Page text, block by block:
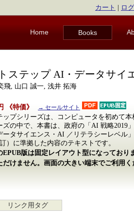
カート ロ
Home Books
ステップ AI・データサイ
飛, 山口 誠一, 浅井 拓海
《特価》 → セールサイト
ップシリーズは、コンピュータを初めて
ズの中で、本書は、政府の「AI 戦略2019
ータサイエンス・AI ／リテラシーレベル
訂）に準拠した内容のテキストです。
EPUB版は固定レイアウト型になってお
だけません。画面の大きい端末でご利用く
リンク用タグ